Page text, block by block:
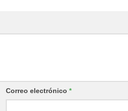
Correo electrónico*